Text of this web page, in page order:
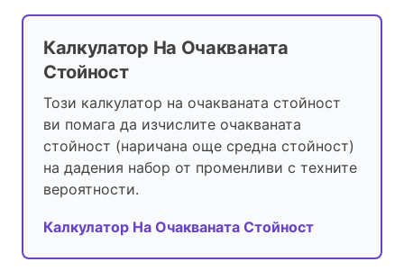
Калкулатор На Очакваната
Стойност
Този калкулатор на очакваната стойност
ви помага да изчислите очакваната
стойност (наричана още средна стойност)
на дадения набор от променливи с техните
вероятности.
Калкулатор На Очакваната Стойност